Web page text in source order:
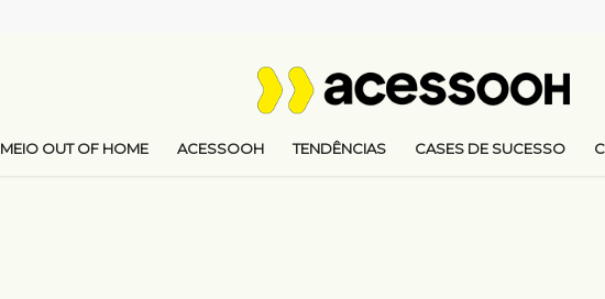
MEIO OUT OF HOME ACESSOOH TENDÊNCIAS CASES DE SUCESSO